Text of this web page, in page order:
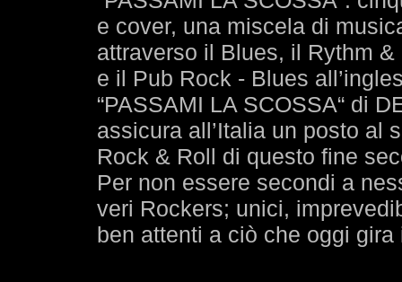
e cover, una miscela di
attraverso il Blues, il Rythm
e il Pub Rock - Blues
“PASSAMI LA SCOSSA“ di
assicura all’Italia un posto al
Rock & Roll di questo fine
Per non essere secondi a
veri Rockers; unici,
ben attenti a ciò che oggi gira